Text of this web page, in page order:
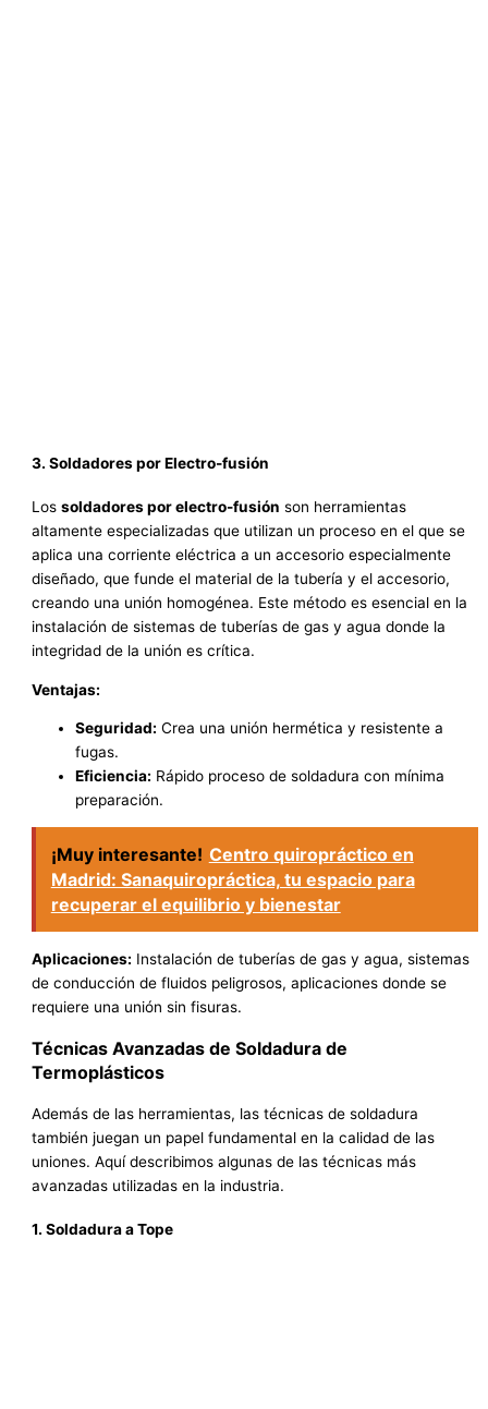
3. Soldadores por Electro-fusión
Lossoldadores por electro-fusión son herramientas
altamente especializadas que utilizan un proceso en el que se
aplica una corriente eléctrica a un accesorio especialmente
diseñado, que funde el material de la tubería y el accesorio,
creando una unión homogénea. Este método es esencial en la
instalación de sistemas de tuberías de gas y agua donde la
integridad de la unión es crítica.
Ventajas:
Seguridad: Crea una unión hermética y resistente a
fugas.
Eficiencia: Rápido proceso de soldadura con mínima
preparación.
¡Muy interesante! Centro quiropráctico en
Madrid: Sanaquiropráctica, tu espacio para
recuperar el equilibrio y bienestar
Aplicaciones: Instalación de tuberías de gas y agua, sistemas
de conducción de fluidos peligrosos, aplicaciones donde se
requiere una unión sin fisuras.
Técnicas Avanzadas de Soldadura de
Termoplásticos
Además de las herramientas, las técnicas de soldadura
también juegan un papel fundamental en la calidad de las
uniones. Aquí describimos algunas de las técnicas más
avanzadas utilizadas en la industria.
1. Soldadura a Tope